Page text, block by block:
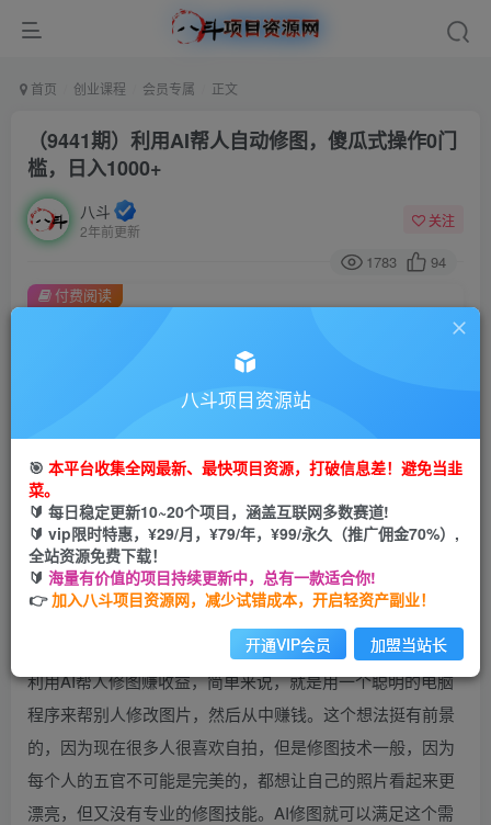
首页 创业课程 会员专属 正文
（9441期）利用AI帮人自动修图，傻瓜式操作0门
槛，日入1000+
八斗
2年前更新
关注
1783 94
此内容为付费阅读，请付费后查看
会员专属资源
您暂无购买权限，请先开通会员
开通会员
付费阅读
利用AI帮人修图赚收益，简单来说，就是用一个聪明的电脑
程序来帮别人修改图片，然后从中赚钱。这个想法挺有前景
的，因为现在很多人很喜欢自拍，但是修图技术一般，因为
每个人的五官不可能是完美的，都想让自己的照片看起来更
漂亮，但又没有专业的修图技能。AI修图就可以满足这个需
八斗项目资源站
🎯 本平台收集全网最新、最快项目资源，打破信息差！避免当韭
菜。
🔰 每日稳定更新10~20个项目，涵盖互联网多数赛道!
🔰 vip限时特惠，¥29/月，¥79/年，¥99/永久（推广佣金70%）,
全站资源免费下载！
🔰 海量有价值的项目持续更新中，总有一款适合你!
👉加入八斗项目资源网，减少试错成本，开启轻资产副业！
开通VIP会员 加盟当站长